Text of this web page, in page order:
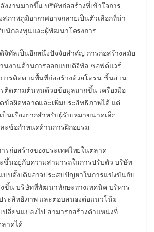
งงานมากขึ้น บริษัทก่อสร้างที่เข้าใจการ
สภาพภูมิอากาศอาจกลายเป็นตัวเลือกที่น่า
นักลงทุนและผู้พัฒนาโครงการ
จิทัลเป็นอีกหนึ่งปัจจัยสำคัญ การก่อสร้างสมัย
นงานด้านการออกแบบดิจิทัล ซอฟต์แวร์
การติดตามพื้นที่ก่อสร้างด้วยโดรน ชิ้นส่วน
รติดตามต้นทุนด้วยข้อมูลมากขึ้น เครื่องมือ
ข้อผิดพลาดและเพิ่มประสิทธิภาพได้ แต่
ป็นเรื่องยากสำหรับผู้รับเหมาขนาดเล็ก
ะข้อกำหนดด้านการฝึกอบรม
รก่อสร้างของประเทศไทยในตลาด
ขึ้นอยู่กับความสามารถในการปรับตัว บริษัท
บบดั้งเดิมอาจประสบปัญหาในการแข่งขันกับ
ขึ้น บริษัทที่พัฒนาทักษะทางเทคนิค บริหาร
ระสิทธิภาพ และตอบสนองต่อแนวโน้ม
ปลี่ยนแปลงไป สามารถสร้างตำแหน่งที่
าดได้